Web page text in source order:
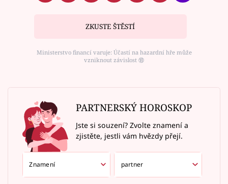
ZKUSTE ŠTĚSTÍ
Ministerstvo financí varuje: Účastí na hazardní hře může
vzniknout závislost ⑱
PARTNERSKÝ HOROSKOP
Jste si souzení? Zvolte znamení a
zjistěte, jestli vám hvězdy přejí.